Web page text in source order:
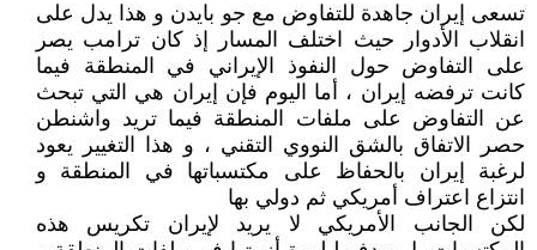
تسعى إيران جاهدة للتفاوض مع جو بايدن و هذا يدل على
انقلاب الأدوار حيث اختلف المسار إذ كان ترامب يصر
على التفاوض حول النفوذ الإيراني في المنطقة فيما
كانت ترفضه إيران ، أما اليوم فإن إيران هي التي تبحث
عن التفاوض على ملفات المنطقة فيما تريد واشنطن
حصر الاتفاق بالشق النووي التقني ، و هذا التغيير يعود
لرغبة إيران بالحفاظ على مكتسباتها في المنطقة و
انتزاع اعتراف أمريكي ثم دولي بها
لكن الجانب الأمريكي لا يريد لإيران تكريس هذه